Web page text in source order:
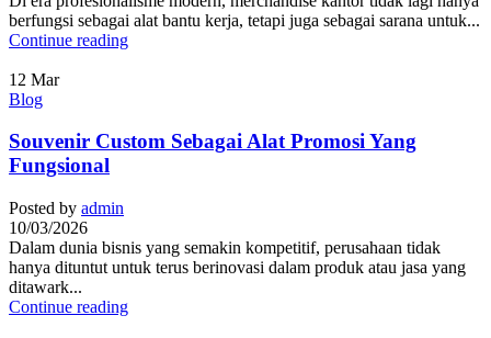
berfungsi sebagai alat bantu kerja, tetapi juga sebagai sarana untuk...
Continue reading
12 Mar
Blog
Souvenir Custom Sebagai Alat Promosi Yang
Fungsional
Posted by admin
10/03/2026
Dalam dunia bisnis yang semakin kompetitif, perusahaan tidak
hanya dituntut untuk terus berinovasi dalam produk atau jasa yang
ditawark...
Continue reading